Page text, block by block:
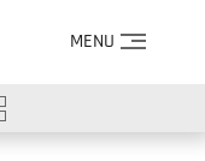
MENU